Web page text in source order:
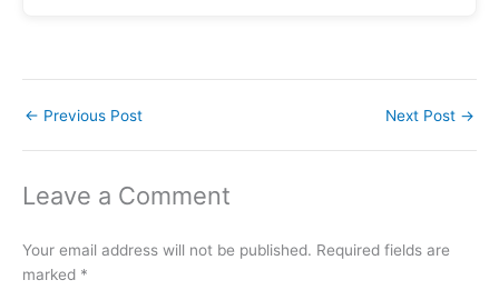
← Previous Post Next Post →
Leave a Comment
Your email address will not be published. Required fields are
marked *